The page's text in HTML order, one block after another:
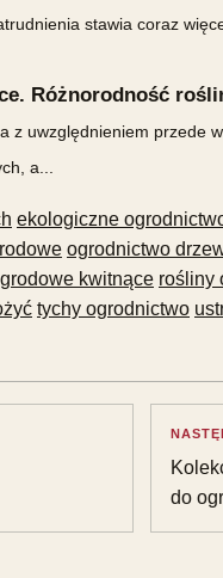
stawia coraz
Różnorodność
z uwzględnieniem przede
a...
ekologiczne
ogrodnictwo
kwitnące rośliny
tychy ogrodnictwo
do